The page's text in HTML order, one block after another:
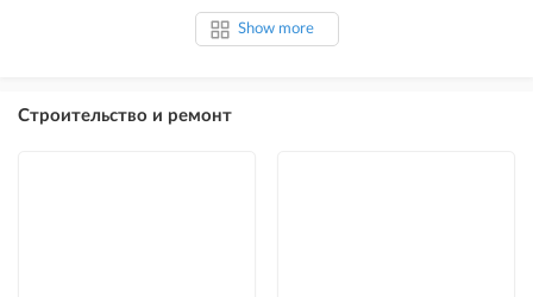
Show more
Строительство и ремонт